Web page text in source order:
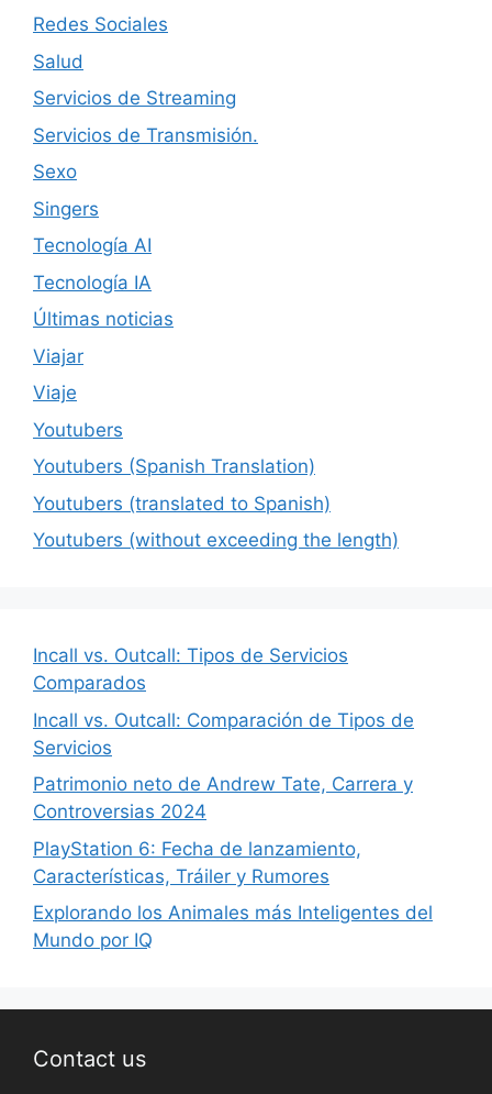
Redes Sociales
Salud
Servicios de Streaming
Servicios de Transmisión.
Sexo
Singers
Tecnología AI
Tecnología IA
Últimas noticias
Viajar
Viaje
Youtubers
Youtubers (Spanish Translation)
Youtubers (translated to Spanish)
Youtubers (without exceeding the length)
Incall vs. Outcall: Tipos de Servicios
Comparados
Incall vs. Outcall: Comparación de Tipos de
Servicios
Patrimonio neto de Andrew Tate, Carrera y
Controversias 2024
PlayStation 6: Fecha de lanzamiento,
Características, Tráiler y Rumores
Explorando los Animales más Inteligentes del
Mundo por IQ
Contact us